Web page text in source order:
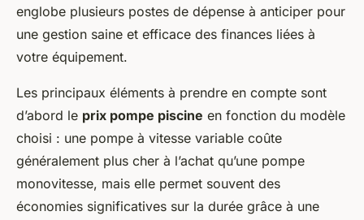
englobe plusieurs postes de dépense à anticiper pour
une gestion saine et efficace des finances liées à
votre équipement.
Les principaux éléments à prendre en compte sont
d’abord le prix pompe piscine en fonction du modèle
choisi : une pompe à vitesse variable coûte
généralement plus cher à l’achat qu’une pompe
monovitesse, mais elle permet souvent des
économies significatives sur la durée grâce à une